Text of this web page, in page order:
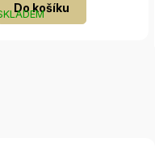
Do košíku